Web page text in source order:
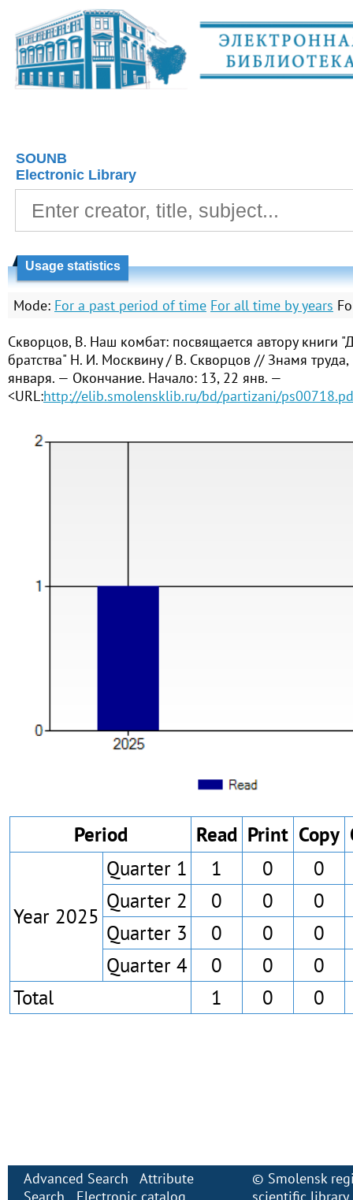
SOUNB
Electronic Library
Usage statistics
Mode: For a past period of time For all time by years
Скворцов, В. Наш комбат: посвящается автору книги
братства" Н. И. Москвину / В. Скворцов // Знамя
января. — Окончание. Начало: 13, 22 янв. —
<URL:http://elib.smolensklib.ru/bd/partizani/
Period Read Print Copy
Year 2025
Quarter 1 1 0
0
Quarter 2
0 0
0
Quarter 3
0 0
0
Quarter 4
0 0
0
Total
1 0 0
Advanced Search
Attribute
© Smolensk